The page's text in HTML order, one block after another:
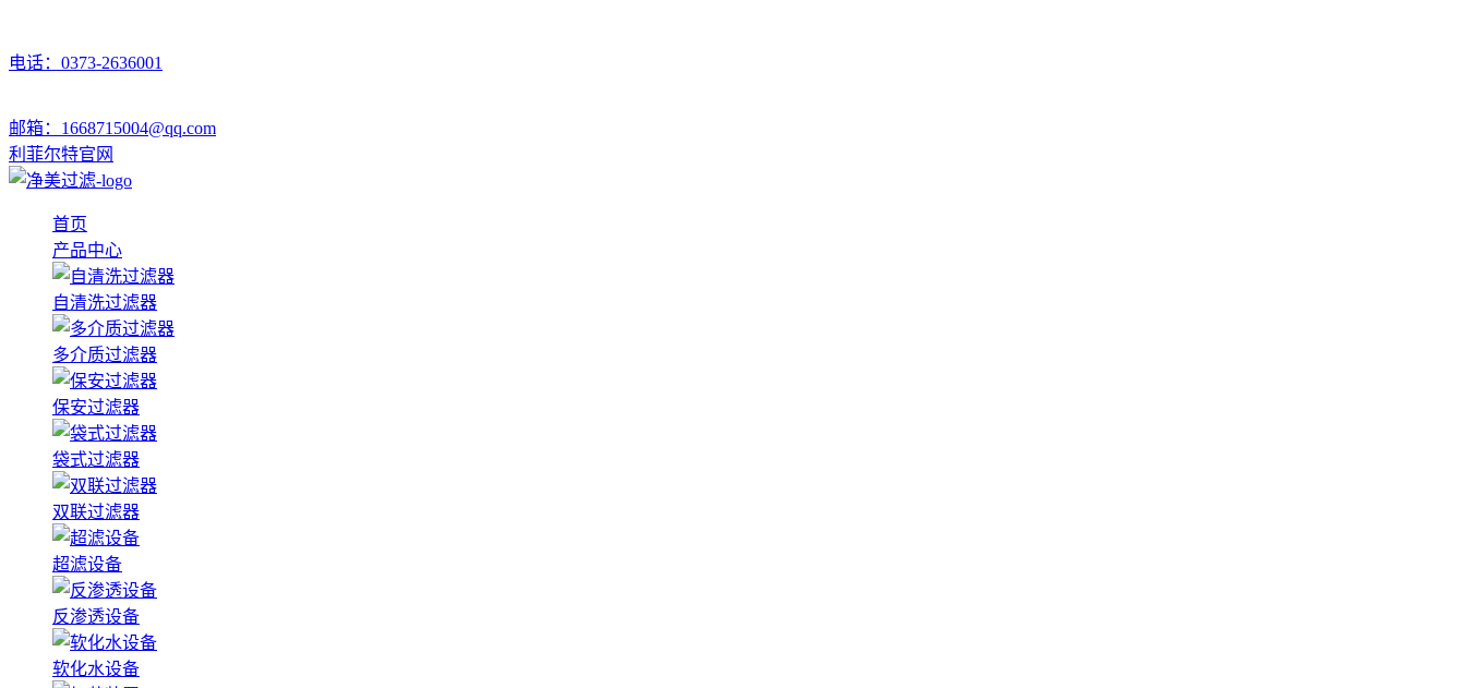
电话：0373-2636001
邮箱：1668715004@qq.com
利菲尔特官网
首页
产品中心
自清洗过滤器
多介质过滤器
保安过滤器
袋式过滤器
双联过滤器
超滤设备
反渗透设备
软化水设备